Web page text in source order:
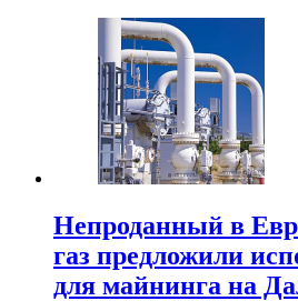
Непроданный в
газ предложили
для майнинга на